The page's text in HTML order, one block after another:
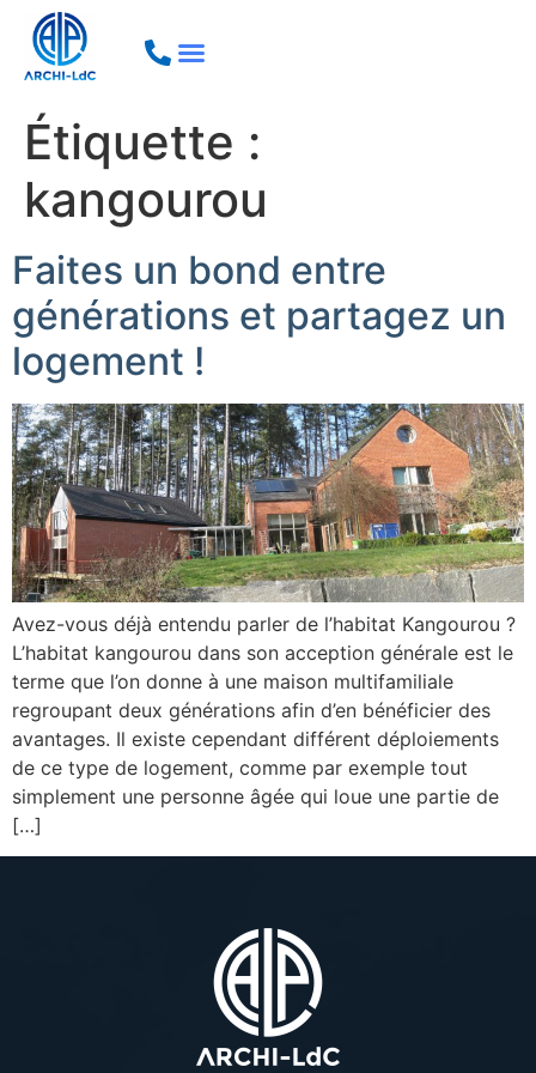
Étiquette :
kangourou
Faites un bond entre
générations et partagez un
logement !
Avez-vous déjà entendu parler de l’habitat Kangourou ?
L’habitat kangourou dans son acception générale est le
terme que l’on donne à une maison multifamiliale
regroupant deux générations afin d’en bénéficier des
avantages. Il existe cependant différent déploiements
de ce type de logement, comme par exemple tout
simplement une personne âgée qui loue une partie de
[…]